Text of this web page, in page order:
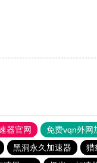
器官网 免费vqn外网
黑洞永久加速器 猎